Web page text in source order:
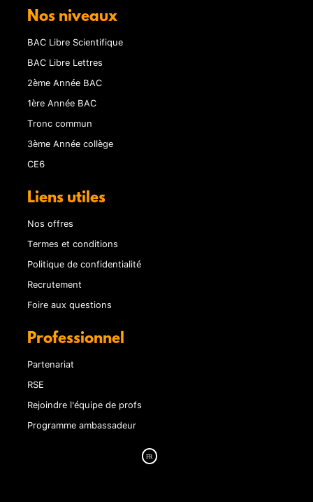
Nos niveaux
BAC Libre Scientifique
BAC Libre Lettres
2ème Année BAC
1ère Année BAC
Tronc commun
3ème Année collège
CE6
Liens utiles
Nos offres
Termes et conditions
Politique de confidentialité
Recrutement
Foire aux questions
Professionnel
Partenariat
RSE
Rejoindre l'équipe de profs
Programme ambassadeur